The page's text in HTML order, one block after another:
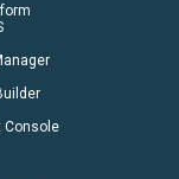
Console